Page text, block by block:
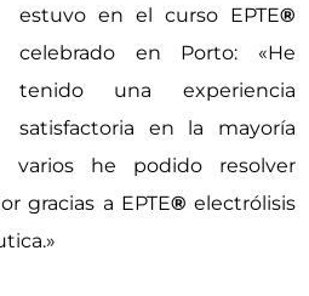
estuvo en el curso EPTE®
celebrado en Porto: «He
tenido una experiencia
satisfactoria en la mayoría
varios he podido resolver
gracias a EPTE® electrólisis